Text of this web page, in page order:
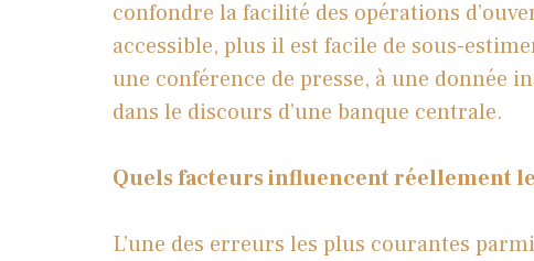
confondre la facilité des opérations
accessible, plus il est facile de sous-
une conférence de presse, à une donnée
dans le discours d’une banque centrale.
Quels facteurs influencent réellement
L’une des erreurs les plus courantes